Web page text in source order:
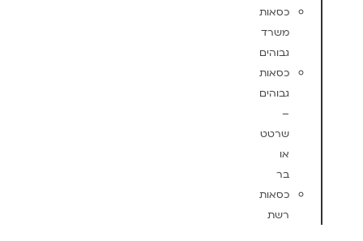
כסאות
משרד
גבוהים
כסאות
גבוהים
–
שרטט
או
בר
כסאות
רשת